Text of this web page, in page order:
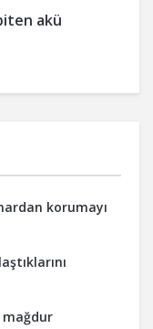
akü
korumayı
mağdur